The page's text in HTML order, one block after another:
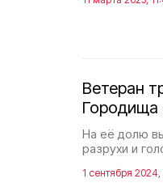
Ветеран
Городища
На её долю
разрухи и
1 сентября